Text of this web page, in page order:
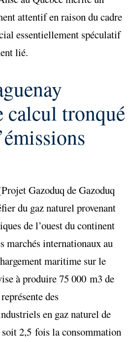
attentif en raison du cadre
essentiellement spéculatif
lié.
tronqué
Gazoduq de Gazoduq
du gaz naturel provenant
de l’ouest du continent
marchés internationaux au
maritime sur le
à produire 75 000 m3 de
des
en gaz naturel de
2,5 fois la consommation